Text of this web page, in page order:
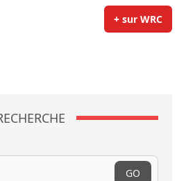
+ sur WRC
GO